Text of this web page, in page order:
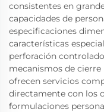
consistentes en
capacidades de
especificaciones
características
perforación
mecanismos de
ofrecen servicios
directamente con los
formulaciones